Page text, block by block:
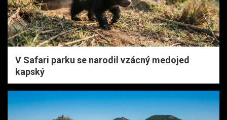
V Safari parku se narodil vzácný medojed
kapský